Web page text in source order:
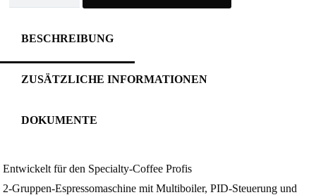
BESCHREIBUNG
ZUSÄTZLICHE INFORMATIONEN
DOKUMENTE
Entwickelt für den Specialty-Coffee Profis
2-Gruppen-Espressomaschine mit Multiboiler, PID-Steuerung und